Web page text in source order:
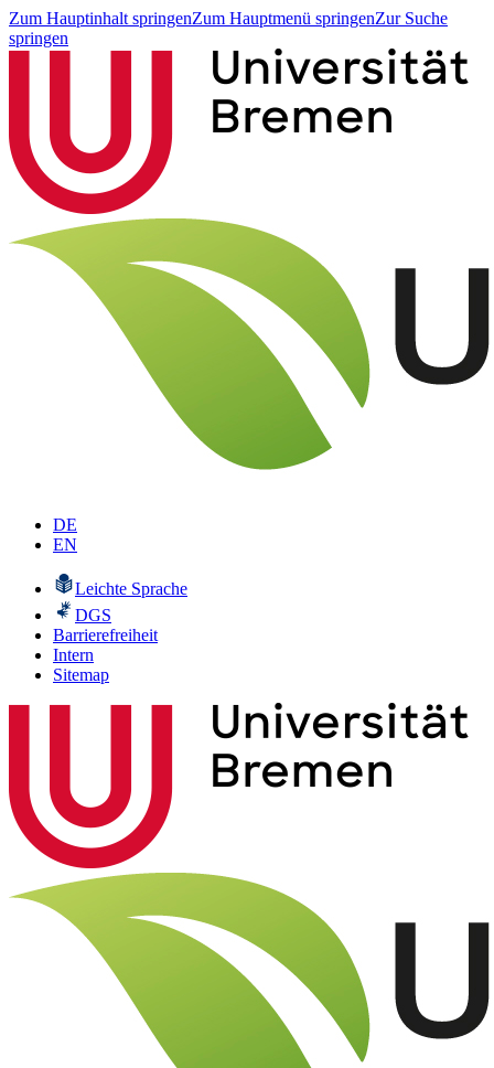
Zum Hauptinhalt springenZum Hauptmenü springenZur Suche
springen
DE
EN
Leichte Sprache
DGS
Barrierefreiheit
Intern
Sitemap